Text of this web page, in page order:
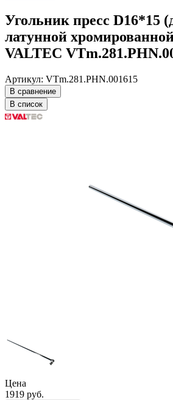
Угольник пресс D16*15
латунной
VALTEC
Артикул: VTm.281.PHN.001615
В сравнение
В список
Цена
1919 руб.